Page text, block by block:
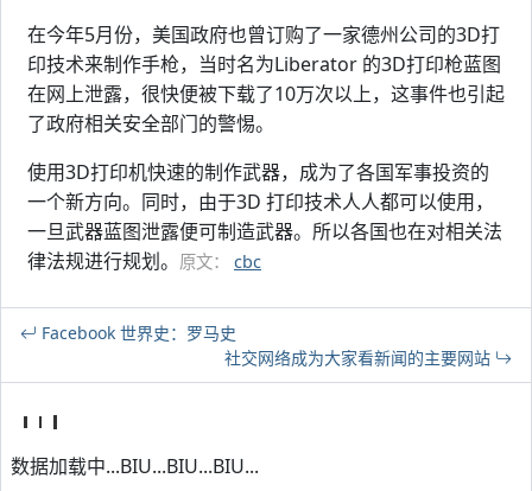
在今年5月份，美国政府也曾订购了一家德州公司的3D打
印技术来制作手枪，当时名为Liberator 的3D打印枪蓝图
在网上泄露，很快便被下载了10万次以上，这事件也引起
了政府相关安全部门的警惕。
使用3D打印机快速的制作武器，成为了各国军事投资的
一个新方向。同时，由于3D 打印技术人人都可以使用，
一旦武器蓝图泄露便可制造武器。所以各国也在对相关法
律法规进行规划。 原文： cbc
Facebook 世界史：罗马史
社交网络成为大家看新闻的主要网站
数据加载中...BIU...BIU...BIU...